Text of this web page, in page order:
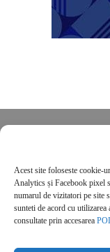
Acest site foloseste cookie-
Analytics și Facebook pixel
numarul de vizitatori pe site
sunteti de acord cu
consultate prin accesarea
POLITICĂ
Politica de